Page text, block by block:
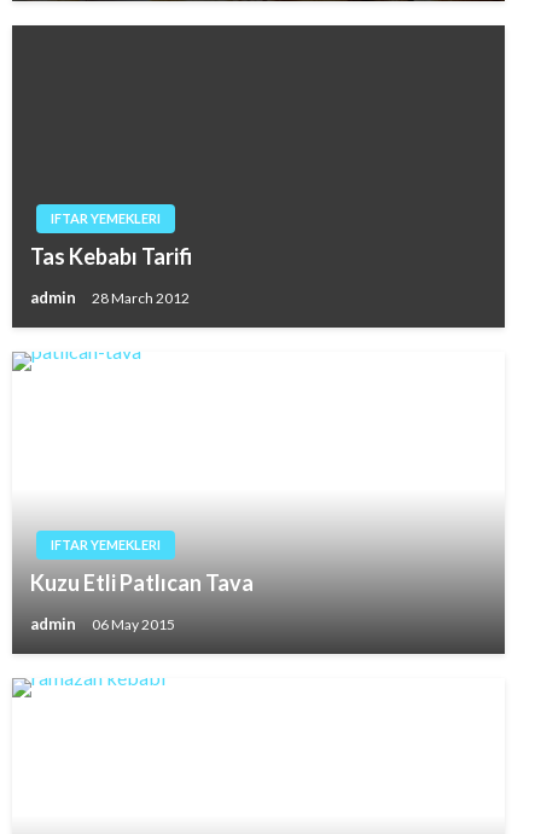
IFTAR YEMEKLERI
Tas Kebabı Tarifi
admin 28 March 2012
IFTAR YEMEKLERI
Kuzu Etli Patlıcan Tava
admin 06 May 2015